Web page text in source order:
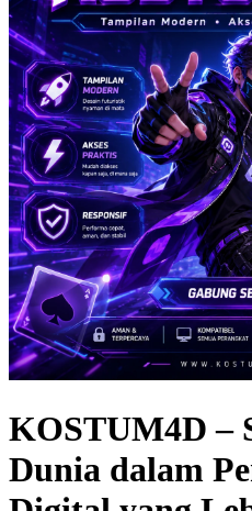
KOSTUM4D –
Dunia dalam